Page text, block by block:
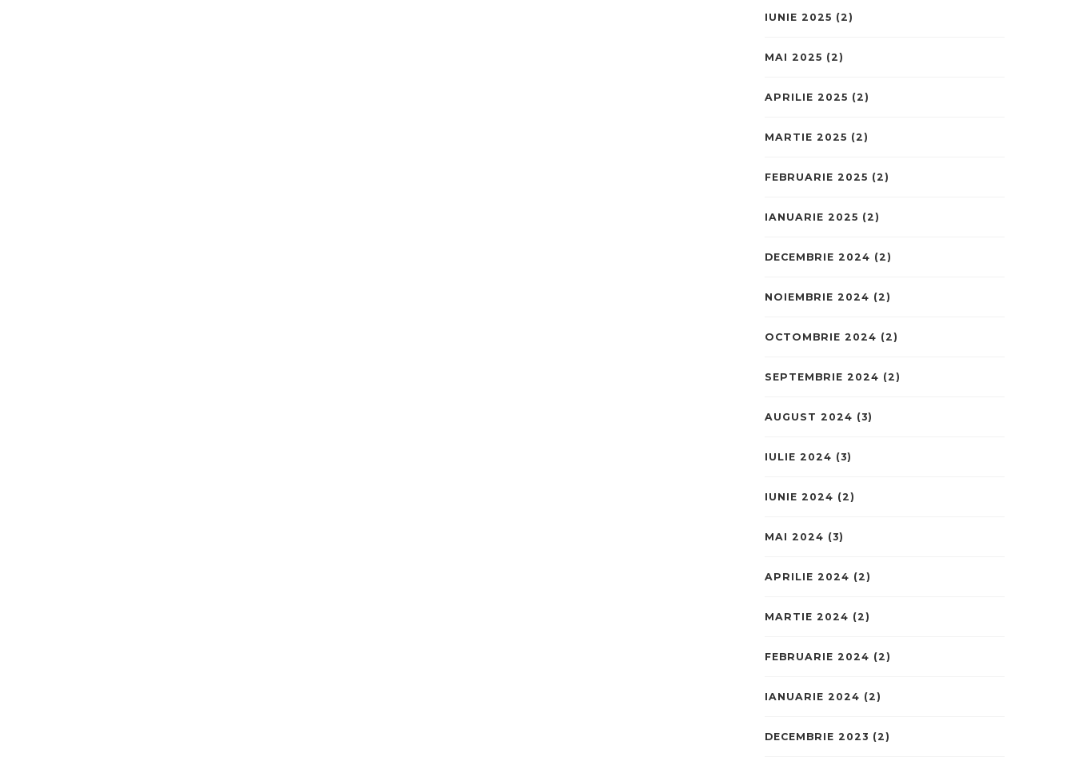
IUNIE 2025 (2)
MAI 2025 (2)
APRILIE 2025 (2)
MARTIE 2025 (2)
FEBRUARIE 2025 (2)
IANUARIE 2025 (2)
DECEMBRIE 2024 (2)
NOIEMBRIE 2024 (2)
OCTOMBRIE 2024 (2)
SEPTEMBRIE 2024 (2)
AUGUST 2024 (3)
IULIE 2024 (3)
IUNIE 2024 (2)
MAI 2024 (3)
APRILIE 2024 (2)
MARTIE 2024 (2)
FEBRUARIE 2024 (2)
IANUARIE 2024 (2)
DECEMBRIE 2023 (2)